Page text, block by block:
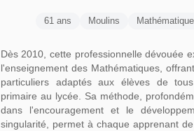
61 ans Moulins
Dès 2010, cette professionnelle dévouée
l'enseignement des Mathématiques,
particuliers adaptés aux élèves de
primaire au lycée. Sa méthode,
dans l'encouragement et le
singularité, permet à chaque apprenant